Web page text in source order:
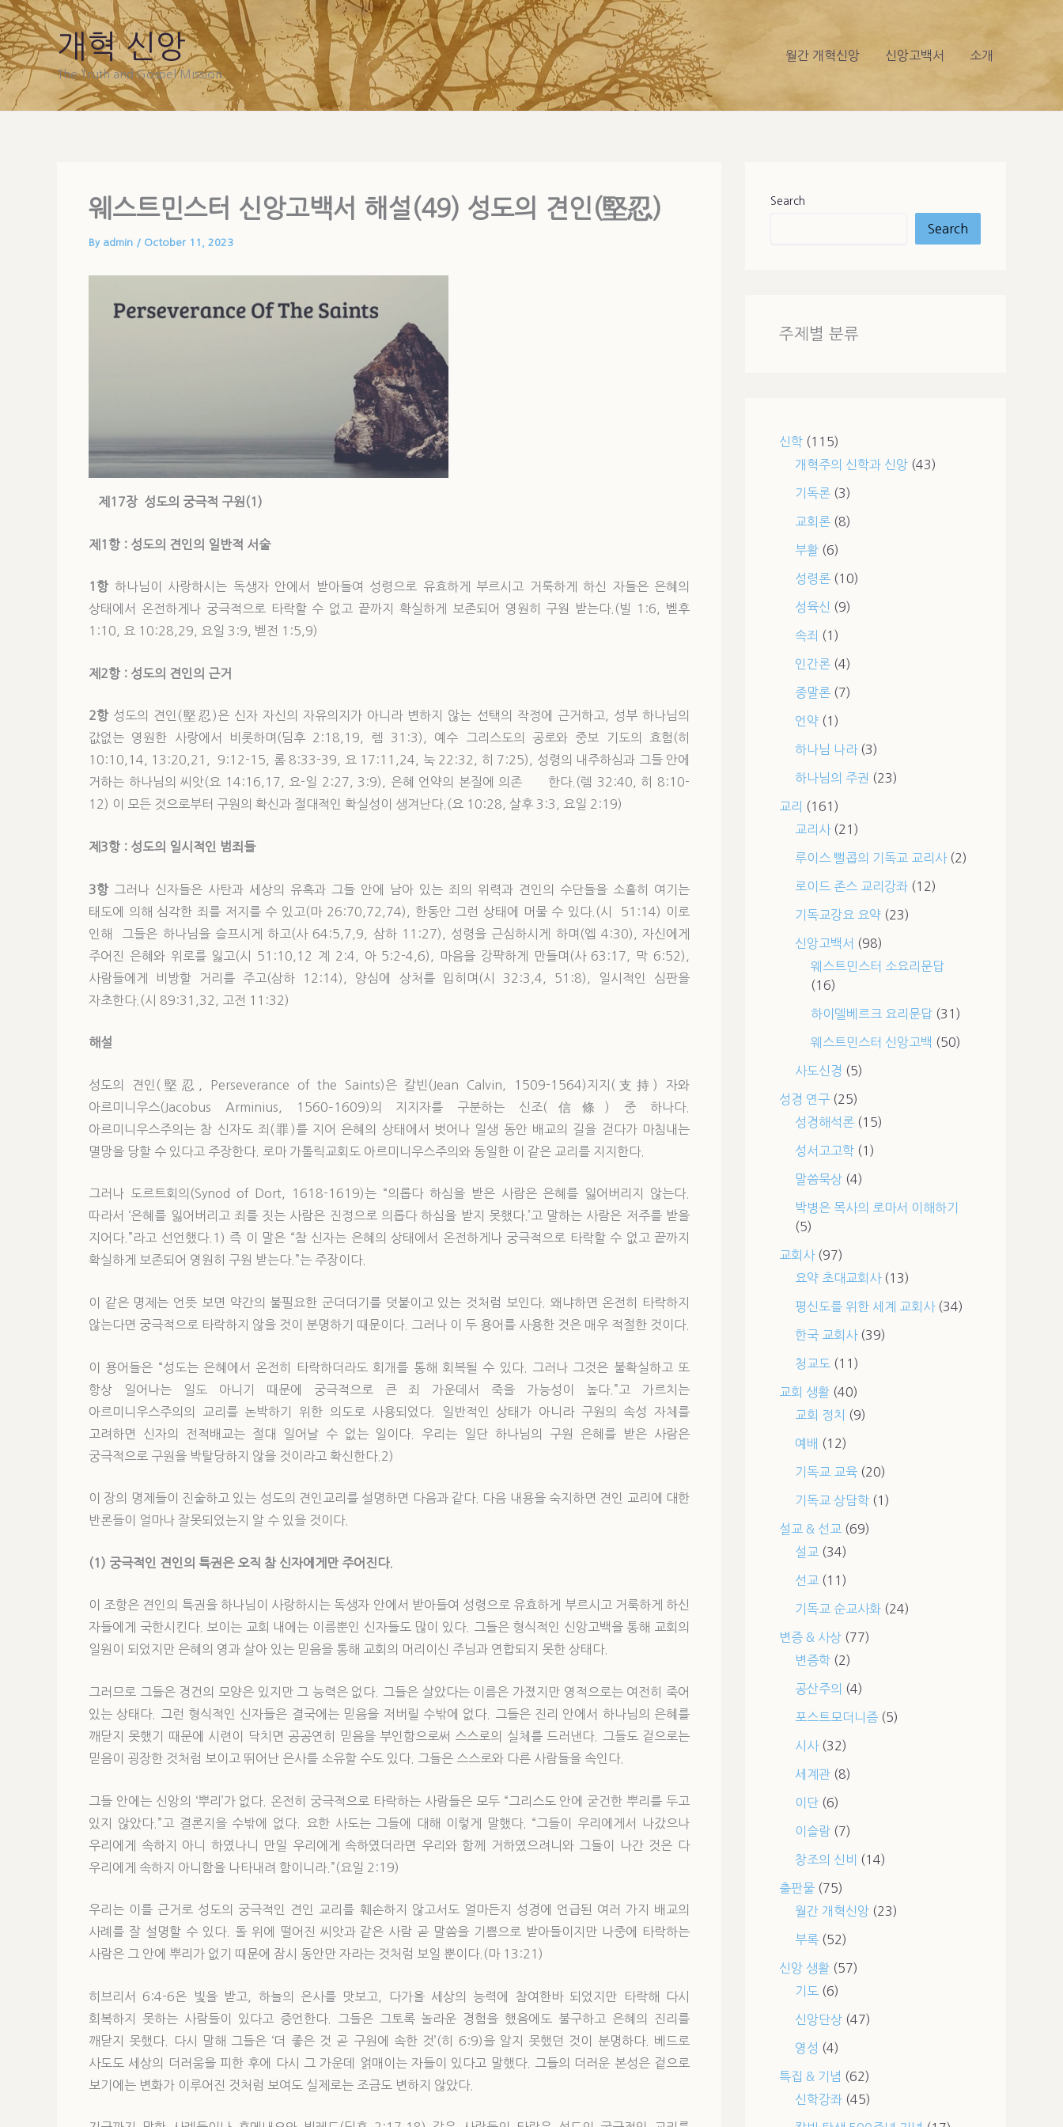
Skip
to
content
개혁 신앙
The Truth and Gospel Mission
월간 개혁신앙 신앙고백서 소개
웨스트민스터 신앙고백서 해설(49) 성도의 견인(堅忍)
By admin / October 11, 2023
제17장 성도의 궁극적 구원 (1)
제1 항 : 성도의 견인의 일반적 서술
1항 하나님이 사랑하시는 독생자 안에서 받아들여 성령으로 유효하게 부르시고 거룩하게 하신 자들은 은혜의
상태에서 온전하게나 궁극적으로 타락할 수 없고 끝까지 확실하게 보존되어 영원히 구원 받는다.(빌 1:6, 벧후
1:10, 요 10:28,29, 요일 3:9, 벧전 1:5,9)
제2항 : 성도의 견인의 근거
2항 성도의 견인(堅忍)은 신자 자신의 자유의지가 아니라 변하지 않는 선택의 작정에 근거하고, 성부 하나님의
값없는 영원한 사랑에서 비롯하며(딤후 2:18,19, 렘 31:3), 예수 그리스도의 공로와 중보 기도의 효험(히
10:10,14, 13:20,21, 9:12-15, 롬 8:33-39, 요 17:11,24, 눅 22:32, 히 7:25), 성령의 내주하심과 그들 안에
거하는 하나님의 씨앗(요 14:16,17, 요-일 2:27, 3:9), 은혜 언약의 본질에 의존 한다.(렘 32:40, 히 8:10-
12) 이 모든 것으로부터 구원의 확신과 절대적인 확실성이 생겨난다.(요 10:28, 살후 3:3, 요일 2:19)
제3항 : 성도의 일시적인 범죄들
3항 그러나 신자들은 사탄과 세상의 유혹과 그들 안에 남아 있는 죄의 위력과 견인의 수단들을 소홀히 여기는
태도에 의해 심각한 죄를 저지를 수 있고(마 26:70,72,74), 한동안 그런 상태에 머물 수 있다.(시 51:14) 이로
인해 그들은 하나님을 슬프시게 하고(사 64:5,7,9, 삼하 11:27), 성령을 근심하시게 하며(엡 4:30), 자신에게
주어진 은혜와 위로를 잃고(시 51:10,12 계 2:4, 아 5:2-4,6), 마음을 강퍅하게 만들며(사 63:17, 막 6:52),
사람들에게 비방할 거리를 주고(삼하 12:14), 양심에 상처를 입히며(시 32:3,4, 51:8), 일시적인 심판을
자초한다.(시 89:31,32, 고전 11:32)
해설
성도의 견인(堅忍, Perseverance of the Saints)은 칼빈(Jean Calvin, 1509-1564)지지(支持) 자와
아르미니우스(Jacobus Arminius, 1560–1609)의 지지자를 구분하는 신조(信條) 중 하나다.
아르미니우스주의는 참 신자도 죄(罪)를 지어 은혜의 상태에서 벗어나 일생 동안 배교의 길을 걷다가 마침내는
멸망을 당할 수 있다고 주장한다. 로마 가톨릭교회도 아르미니우스주의와 동일한 이 같은 교리를 지지한다.
그러나 도르트회의(Synod of Dort, 1618-1619)는 “의롭다 하심을 받은 사람은 은혜를 잃어버리지 않는다.
따라서 ‘은혜를 잃어버리고 죄를 짓는 사람은 진정으로 의롭다 하심을 받지 못했다.’고 말하는 사람은 저주를 받을
지어다.”라고 선언했다.1) 즉 이 말은 “참 신자는 은혜의 상태에서 온전하게나 궁극적으로 타락할 수 없고 끝까지
확실하게 보존되어 영원히 구원 받는다.”는 주장이다.
이 같은 명제는 언뜻 보면 약간의 불필요한 군더더기를 덧붙이고 있는 것처럼 보인다. 왜냐하면 온전히 타락하지
않는다면 궁극적으로 타락하지 않을 것이 분명하기 때문이다. 그러나 이 두 용어를 사용한 것은 매우 적절한 것이다.
이 용어들은 “성도는 은혜에서 온전히 타락하더라도 회개를 통해 회복될 수 있다. 그러나 그것은 불확실하고 또
항상 일어나는 일도 아니기 때문에 궁극적으로 큰 죄 가운데서 죽을 가능성이 높다.”고 가르치는
아르미니우스주의의 교리를 논박하기 위한 의도로 사용되었다. 일반적인 상태가 아니라 구원의 속성 자체를
고려하면 신자의 전적배교는 절대 일어날 수 없는 일이다. 우리는 일단 하나님의 구원 은혜를 받은 사람은
궁극적으로 구원을 박탈당하지 않을 것이라고 확신한다.2)
이 장의 명제들이 진술하고 있는 성도의 견인교리를 설명하면 다음과 같다. 다음 내용을 숙지하면 견인 교리에 대한
반론들이 얼마나 잘못되었는지 알 수 있을 것이다.
(1) 궁극적인 견인의 특권은 오직 참 신자에게만 주어진다.
이 조항은 견인의 특권을 하나님이 사랑하시는 독생자 안에서 받아들여 성령으로 유효하게 부르시고 거룩하게 하신
자들에게 국한시킨다. 보이는 교회 내에는 이름뿐인 신자들도 많이 있다. 그들은 형식적인 신앙고백을 통해 교회의
일원이 되었지만 은혜의 영과 살아 있는 믿음을 통해 교회의 머리이신 주님과 연합되지 못한 상태다.
그러므로 그들은 경건의 모양은 있지만 그 능력은 없다. 그들은 살았다는 이름은 가졌지만 영적으로는 여전히 죽어
있는 상태다. 그런 형식적인 신자들은 결국에는 믿음을 저버릴 수밖에 없다. 그들은 진리 안에서 하나님의 은혜를
깨닫지 못했기 때문에 시련이 닥치면 공공연히 믿음을 부인함으로써 스스로의 실체를 드러낸다. 그들도 겉으로는
믿음이 굉장한 것처럼 보이고 뛰어난 은사를 소유할 수도 있다. 그들은 스스로와 다른 사람들을 속인다.
그들 안에는 신앙의 ‘뿌리’가 없다. 온전히 궁극적으로 타락하는 사람들은 모두 “그리스도 안에 굳건한 뿌리를 두고
있지 않았다.”고 결론지을 수밖에 없다. 요한 사도는 그들에 대해 이렇게 말했다. “그들이 우리에게서 나갔으나
우리에게 속하지 아니 하였나니 만일 우리에게 속하였더라면 우리와 함께 거하였으려니와 그들이 나간 것은 다
우리에게 속하지 아니함을 나타내려 함이니라.”(요일 2:19)
우리는 이를 근거로 성도의 궁극적인 견인 교리를 훼손하지 않고서도 얼마든지 성경에 언급된 여러 가지 배교의
사례를 잘 설명할 수 있다. 돌 위에 떨어진 씨앗과 같은 사람 곧 말씀을 기쁨으로 받아들이지만 나중에 타락하는
사람은 그 안에 뿌리가 없기 때문에 잠시 동안만 자라는 것처럼 보일 뿐이다.(마 13:21)
히브리서 6:4-6은 빛을 받고, 하늘의 은사를 맛보고, 다가올 세상의 능력에 참여한바 되었지만 타락해 다시
회복하지 못하는 사람들이 있다고 증언한다. 그들은 그토록 놀라운 경험을 했음에도 불구하고 은혜의 진리를
깨닫지 못했다. 다시 말해 그들은 ‘더 좋은 것 곧 구원에 속한 것’(히 6:9)을 알지 못했던 것이 분명하다. 베드로
사도도 세상의 더러움을 피한 후에 다시 그 가운데 얽매이는 자들이 있다고 말했다. 그들의 더러운 본성은 겉으로
보기에는 변화가 이루어진 것처럼 보여도 실제로는 조금도 변하지 않았다.
Search
Search
주제별 분류
신학(115)
개혁주의 신학과 신앙(43)
기독론(3)
교회론(8)
부활(6)
성령론(10)
성육신 (9)
속죄 (1)
인간론(4)
종말론(7)
언약(1)
하나님 나라(3)
하나님의 주권 (23)
교리 (161)
교리사(21)
루이스 뻘콥의 기독교 교리사(2)
로이드 존스 교리강좌(12)
기독교강요 요약(23)
신앙고백서 (98)
웨스트민스터 소요리문답
(16)
하이델베르크 요리문답(31)
웨스트민스터 신앙고백 (50)
사도신경 (5)
성경 연구(25)
성경해석론(15)
성서고고학(1)
말씀묵상(4)
박병은 목사의 로마서 이해하기
(5)
교회사(97)
요약 초대교회사(13)
평신도를 위한 세계 교회사(34)
한국 교회사(39)
청교도 (11)
교회 생활(40)
교회 정치
(9)
예배 (12)
기독교 교육(20)
기독교 상담학(1)
설교 & 선교 (69)
설교 (34)
선교 (11)
기독교 순교사화(24)
변증 & 사상(77)
변증학(2)
공산주의 (4)
포스트모더니즘(5)
시사(32)
세계관(8)
이단(6)
이슬람(7)
창조의 신비 (14)
출판물(75)
월간 개혁신앙(23)
부록(52)
신앙 생활(57)
기도 (6)
신앙단상(47)
영성 (4)
특집 & 기념 (62)
신학강좌(45)